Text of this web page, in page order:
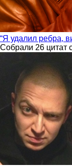
“Я удалил ребра,
Собрали 26 цитат